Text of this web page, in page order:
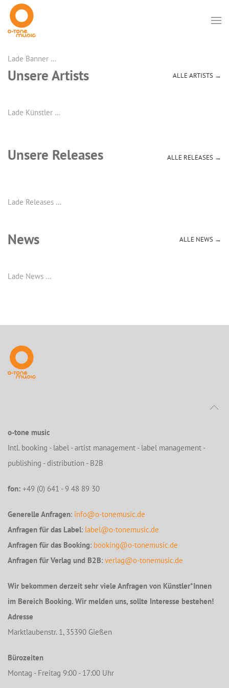
Lade Banner …
Unsere Artists ALLE ARTISTS →
Lade Künstler …
Unsere Releases ALLE RELEASES →
Lade Releases …
News ALLE NEWS →
Lade News …
o-tone music
Intl. booking - label - artist management - label management -
publishing - distribution - B2B
fon: +49 (0) 641 - 9 48 89 30
Generelle Anfragen: info@o-tonemusic.de
Anfragen für das Label: label@o-tonemusic.de
Anfragen für das Booking: booking@o-tonemusic.de
Anfragen für Verlag und B2B: verlag@o-tonemusic.de
Wir bekommen derzeit sehr viele Anfragen von Künstler*Innen
im Bereich Booking. Wir melden uns, sollte Interesse bestehen!
Adresse
Marktlaubenstr. 1, 35390 Gießen
Bürozeiten
Montag - Freitag 9:00 - 17:00 Uhr